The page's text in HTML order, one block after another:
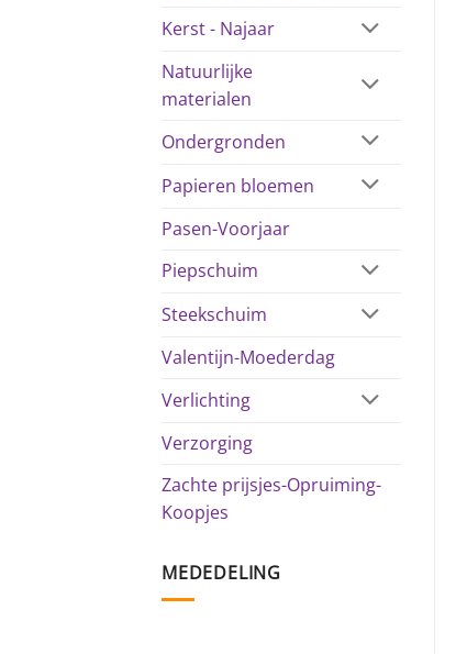
Kerst - Najaar
Natuurlijke
materialen
Ondergronden
Papieren bloemen
Pasen-Voorjaar
Piepschuim
Steekschuim
Valentijn-Moederdag
Verlichting
Verzorging
Zachte prijsjes-Opruiming-
Koopjes
MEDEDELING